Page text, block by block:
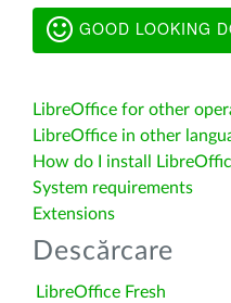
GOOD LOOKING
LibreOffice for other
LibreOffice in other
How do I install
System requirements
Extensions
Descărcare
LibreOffice Fresh